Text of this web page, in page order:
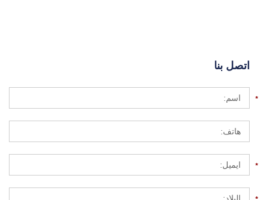
اتصل بنا